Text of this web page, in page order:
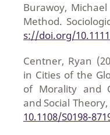
Burawoy,
Method.
s://doi.org/
Centner, Ryan
in Cities of the
of Morality and
and Social Theory,
10.1108/S0198-